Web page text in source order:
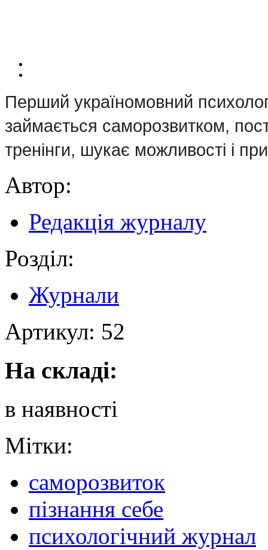
Перший україномовний
займається саморозвитком,
тренінги, шукає можливості і
Автор:
Редакція журналу
Розділ:
Журнали
Артикул: 52
На складі:
в наявності
Мітки:
саморозвиток
пізнання себе
психологічний журнал